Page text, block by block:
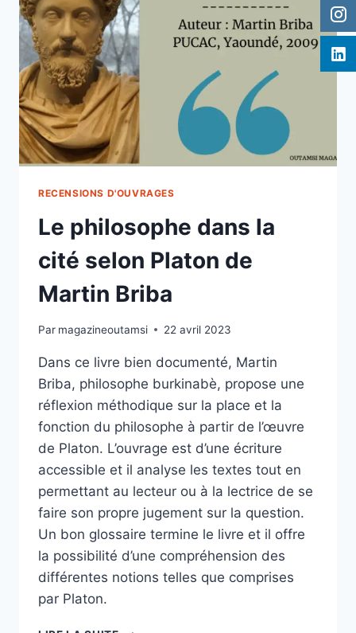
RECENSIONS D'OUVRAGES
Le philosophe dans la
cité selon Platon de
Martin Briba
Par magazineoutamsi 22 avril 2023
Dans ce livre bien documenté, Martin
Briba, philosophe burkinabè, propose une
réflexion méthodique sur la place et la
fonction du philosophe à partir de l’œuvre
de Platon. L’ouvrage est d’une écriture
accessible et il analyse les textes tout en
permettant au lecteur ou à la lectrice de se
faire son propre jugement sur la question.
Un bon glossaire termine le livre et il offre
la possibilité d’une compréhension des
différentes notions telles que comprises
par Platon.